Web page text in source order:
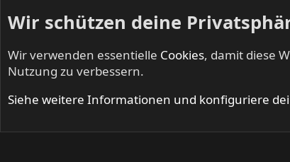
Startseite Mitglieder
Wir schützen deine
Wir verwenden essentielle Cookies, damit diese
Nutzung zu verbessern.
Siehe weitere Informationen und konfiguriere